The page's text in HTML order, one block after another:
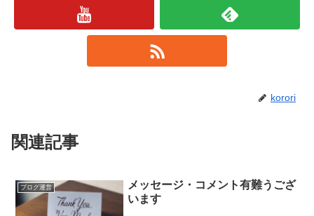
korori
関連記事
ブログ運営
メッセージ・コメント有難うござ
います